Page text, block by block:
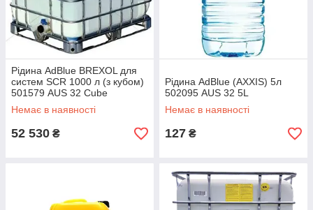
Рідина AdBlue BREXOL для
систем SCR 1000 л (з кубом)
501579 AUS 32 Cube
Немає в наявності
52 530 ₴
Рідина AdBlue (AXXIS) 5л
502095 AUS 32 5L
Немає в наявності
127 ₴